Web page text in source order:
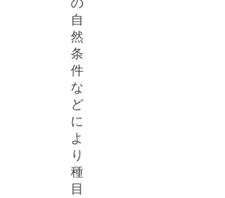
の
自
然
条
件
な
ど
に
よ
り
種
目